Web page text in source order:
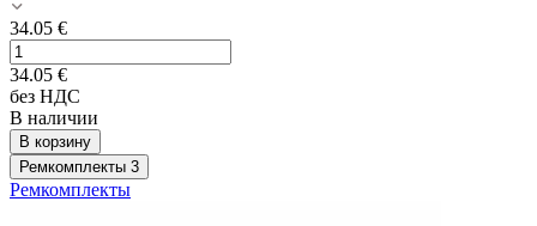
34.05 €
34.05 €
без НДС
В наличии
В корзину
Ремкомплекты 3
Ремкомплекты